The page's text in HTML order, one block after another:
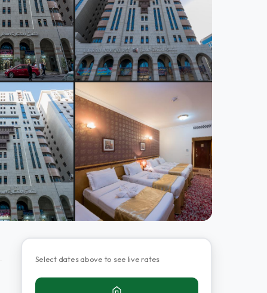
Select dates above to see live rates